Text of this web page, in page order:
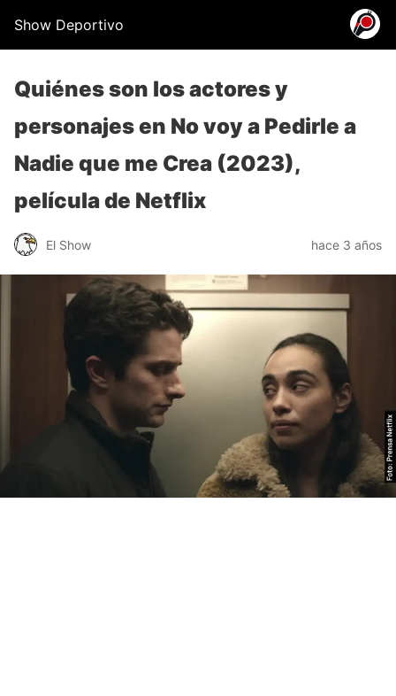
Show Deportivo
Quiénes son los actores y
personajes en No voy a Pedirle a
Nadie que me Crea (2023),
película de Netflix
El Show hace 3 años